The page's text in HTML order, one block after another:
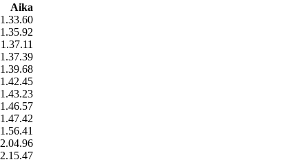
Aika
1.33.60
1.35.92
1.37.11
1.37.39
1.39.68
1.42.45
1.43.23
1.46.57
1.47.42
1.56.41
2.04.96
2.15.47